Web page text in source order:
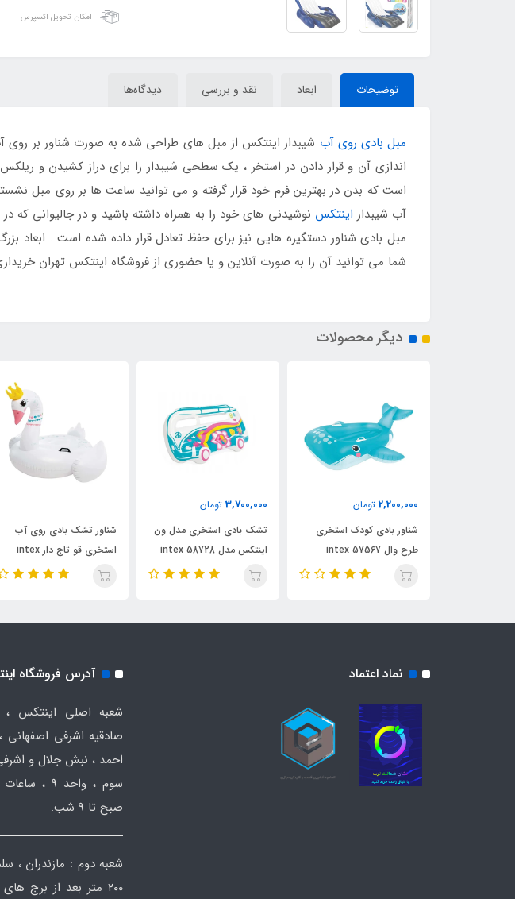
امکان تحویل اکسپرس
توضیحات ابعاد نقد و بررسی دیدگاه‌ها
مبل بادی روی آب شیبدار اینتکس از مبل های طراحی شده به صورت شناور بر روی
اندازی آن و قرار دادن در استخر ، یک سطحی شیبدار را برای دراز کشیدن و
است که بدن در بهترین فرم خود قرار گرفته و می توانید ساعت ها بر روی مبل
آب شیبدار اینتکس نوشیدنی های خود را به همراه داشته باشید و در جالیوانی
شما می توانید آن را به صورت آنلاین و یا حضوری از فروشگاه اینتکس تهران
دیگر محصولات
2,200,000 تومان
شناور بادی کودک استخری
طرح وال intex 57567
3,700,000 تومان
تشک بادی استخری مدل ون
اینتکس مدل intex 58728
شناور تشک بادی روی آب
استخری قو تاج دار intex
57562
نماد اعتماد آدرس فروشگاه
شعبه اصلی اینتکس ،
صادقیه اشرفی اصفهانی
صبح تا ۹ شب.
شعبه دوم : مازندران ،
۲۰۰ متر بعد از برج